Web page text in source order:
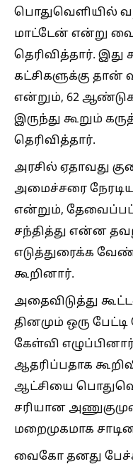
பொதுவெளியில்
மாட்டேன் என்று
தெரிவித்தார். இது
கட்சிகளுக்கு
என்றும், 62
இருந்து கூறும்
தெரிவித்தார்.
அரசில் ஏதாவது
அமைச்சரை
என்றும்,
சந்தித்து என்ன
எடுத்துரைக்க
கூறினார்.
அதைவிடுத்து
தினமும் ஒரு
கேள்வி
ஆதரிப்பதாக
ஆட்சியை
சரியான
மறைமுகமாக
வைகோ தனது